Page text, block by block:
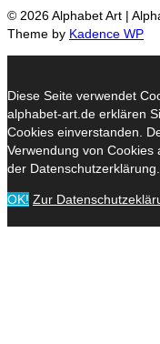
© 2026 Alphabet Art |
Theme by Kadence WP
Diese Seite verwendet
alphabet-art.de erklären
Cookies einverstanden.
Verwendung von Cookies
der Datenschutzerklärung.
OK! Zur